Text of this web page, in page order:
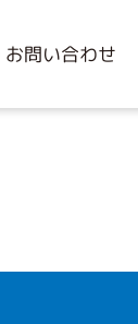
お問い合わせ